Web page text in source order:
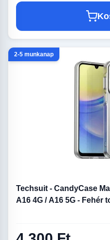
2-5 munkanap
Techsuit - CandyCase
A16 4G / A16 5G - Fehér